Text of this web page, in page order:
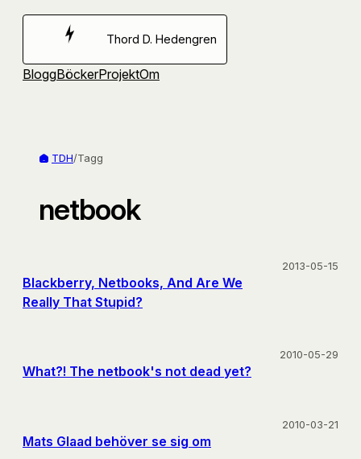
Hoppa
Thord D. Hedengren
BloggBöckerProjektOm
TDH/Tagg
netbook
Blackberry, Netbooks, And Are We
Really That Stupid?
2013-05-15
What?! The netbook's not dead yet?
2010-05-29
Mats Glaad behöver se sig om
2010-03-21